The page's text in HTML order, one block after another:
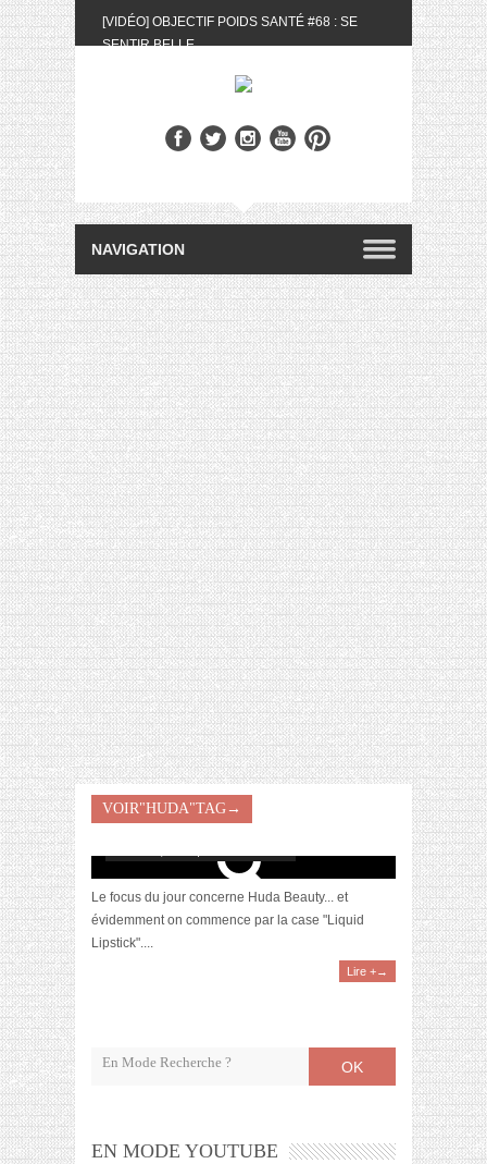
[VIDÉO] OBJECTIF POIDS SANTÉ #68 : SE
SENTIR BELLE
BIOTYFULL BOX DU MOIS DE MAI 2024 FEAT.
[VIDÉO] QUITOQUE #10 : MEAL PREP &
CONVIVIALITÉ
[VIDÉO] UNBOXING : LES MY LITTLE &
BIOTYFULL BOX DU MOIS D’AVRIL 2024
FEAT. AKILA
[VIDÉO] OBJECTIF POIDS SANTÉ #67 : L’AVIS
DES AUTRES, CE N’EST QUE LA VIE DES
AUTRES
[VIDÉO] UNBOXING : LES MY LITTLE &
BIOTYFULL BOX DES MOIS DE FÉVRIER ET
MARS 2024 FEAT. AKILA
[VIDÉO] LA SÉLECTION DU MOIS
#JANVIER2024
[VIDÉO] HELLOFRESH #34 : IDÉES
RECETTES RISOTTO
VOIR"HUDA"TAG→
[Revue] La gamme Liquide Matte par Huda
Beauty
Le focus du jour concerne Huda Beauty... et
évidemment on commence par la case "Liquid
Lipstick"....
Lire +→
OK
EN MODE YOUTUBE